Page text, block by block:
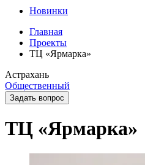
Новинки
Главная
Проекты
ТЦ «Ярмарка»
Астрахань
Общественный
Задать вопрос
ТЦ «Ярмарка»